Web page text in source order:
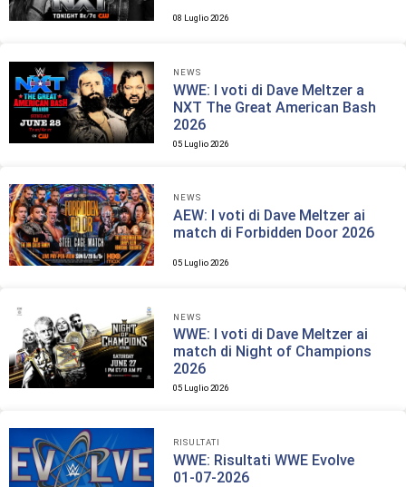
08 Luglio 2026
NEWS
WWE: I voti di Dave Meltzer a
NXT The Great American Bash
2026
05 Luglio 2026
NEWS
AEW: I voti di Dave Meltzer ai
match di Forbidden Door 2026
05 Luglio 2026
NEWS
WWE: I voti di Dave Meltzer ai
match di Night of Champions
2026
05 Luglio 2026
RISULTATI
WWE: Risultati WWE Evolve
01-07-2026